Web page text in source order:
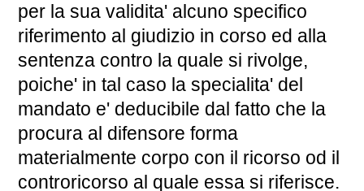
per la sua validita' alcuno specifico
riferimento al giudizio in corso ed alla
sentenza contro la quale si rivolge,
poiche' in tal caso la specialita' del
mandato e' deducibile dal fatto che la
procura al difensore forma
materialmente corpo con il ricorso od il
controricorso al quale essa si riferisce.